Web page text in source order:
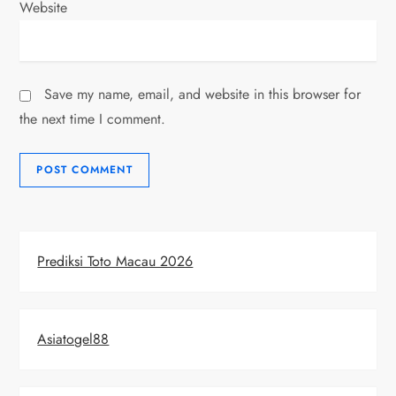
Website
Save my name, email, and website in this browser for
the next time I comment.
Prediksi Toto Macau 2026
Asiatogel88